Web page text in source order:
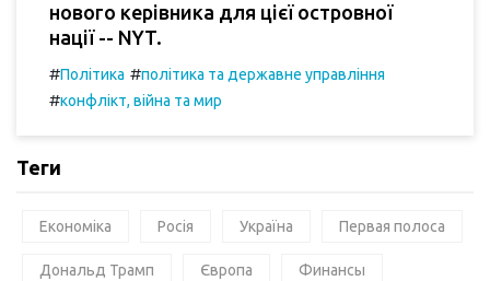
нового керівника для цієї островної
нації -- NYT.
#Політика #політика та державне управління
#конфлікт, війна та мир
Теги
Економіка Росія Україна Первая полоса
Дональд Трамп Європа Финансы